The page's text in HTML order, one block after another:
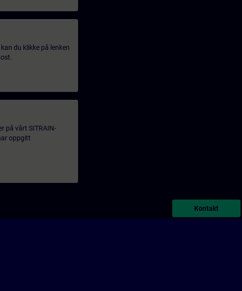
du klikke på lenken
på vårt SITRAIN-
oppgitt
Kontakt